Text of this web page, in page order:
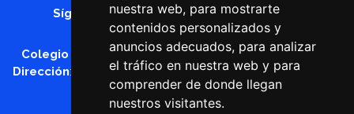
nuestra web, para mostrarte
contenidos personalizados y
anuncios adecuados, para analizar
el tráfico en nuestra web y para
comprender de donde llegan
nuestros visitantes.
Síguenos en
Colegio Profesional de Fisioterapeutas de Asturias
Dirección: C/ Rafael Altamira, 1 - 33006 - Oviedo - Asturias
Teléfono:985 22 80 59
Email:admin@cofispa.org